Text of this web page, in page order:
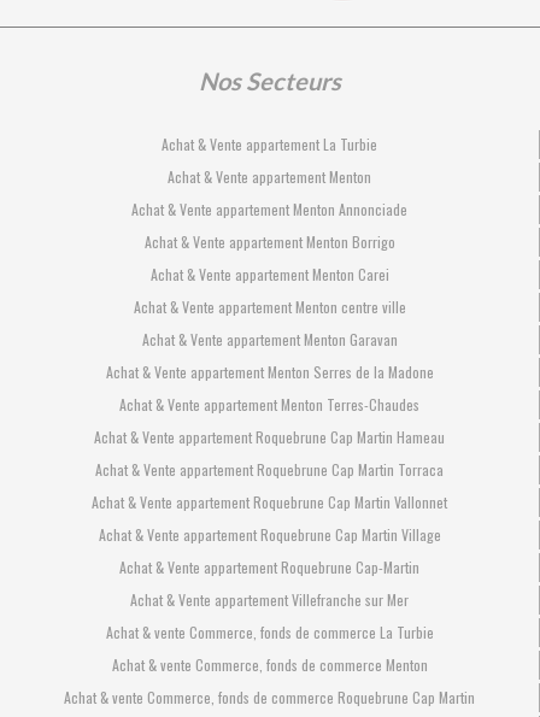
Nos Secteurs
Achat & Vente appartement La Turbie
Achat & Vente appartement Menton
Achat & Vente appartement Menton Annonciade
Achat & Vente appartement Menton Borrigo
Achat & Vente appartement Menton Carei
Achat & Vente appartement Menton centre ville
Achat & Vente appartement Menton Garavan
Achat & Vente appartement Menton Serres de la Madone
Achat & Vente appartement Menton Terres-Chaudes
Achat & Vente appartement Roquebrune Cap Martin Hameau
Achat & Vente appartement Roquebrune Cap Martin Torraca
Achat & Vente appartement Roquebrune Cap Martin Vallonnet
Achat & Vente appartement Roquebrune Cap Martin Village
Achat & Vente appartement Roquebrune Cap-Martin
Achat & Vente appartement Villefranche sur Mer
Achat & vente Commerce, fonds de commerce La Turbie
Achat & vente Commerce, fonds de commerce Menton
Achat & vente Commerce, fonds de commerce Roquebrune Cap Martin